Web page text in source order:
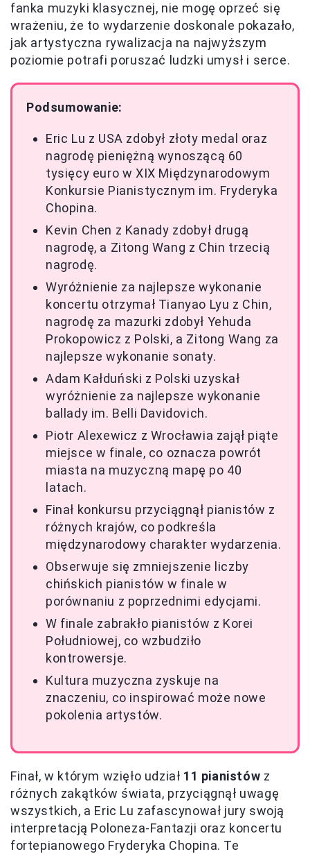
fanka muzyki klasycznej, nie mogę oprzeć się
wrażeniu, że to wydarzenie doskonale pokazało,
jak artystyczna rywalizacja na najwyższym
poziomie potrafi poruszać ludzki umysł i serce.
Podsumowanie:
Eric Lu z USA zdobył złoty medal oraz
nagrodę pieniężną wynoszącą 60
tysięcy euro w XIX Międzynarodowym
Konkursie Pianistycznym im. Fryderyka
Chopina.
Kevin Chen z Kanady zdobył drugą
nagrodę, a Zitong Wang z Chin trzecią
nagrodę.
Wyróżnienie za najlepsze wykonanie
koncertu otrzymał Tianyao Lyu z Chin,
nagrodę za mazurki zdobył Yehuda
Prokopowicz z Polski, a Zitong Wang za
najlepsze wykonanie sonaty.
Adam Kałduński z Polski uzyskał
wyróżnienie za najlepsze wykonanie
ballady im. Belli Davidovich.
Piotr Alexewicz z Wrocławia zajął piąte
miejsce w finale, co oznacza powrót
miasta na muzyczną mapę po 40
latach.
Finał konkursu przyciągnął pianistów z
różnych krajów, co podkreśla
międzynarodowy charakter wydarzenia.
Obserwuje się zmniejszenie liczby
chińskich pianistów w finale w
porównaniu z poprzednimi edycjami.
W finale zabrakło pianistów z Korei
Południowej, co wzbudziło
kontrowersje.
Kultura muzyczna zyskuje na
znaczeniu, co inspirować może nowe
pokolenia artystów.
Finał, w którym wzięło udział 11 pianistów z
różnych zakątków świata, przyciągnął uwagę
wszystkich, a Eric Lu zafascynował jury swoją
interpretacją Poloneza-Fantazji oraz koncertu
fortepianowego Fryderyka Chopina. Te